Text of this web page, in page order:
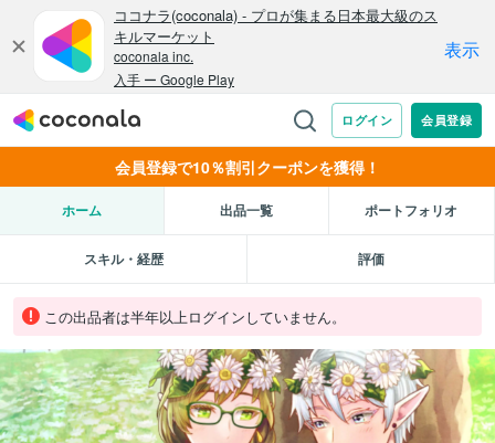
会員登録で10％割引クーポンを獲得！
ホーム 出品一覧 ポートフォリオ
スキル・経歴 評価
この出品者は半年以上ログインしていません。